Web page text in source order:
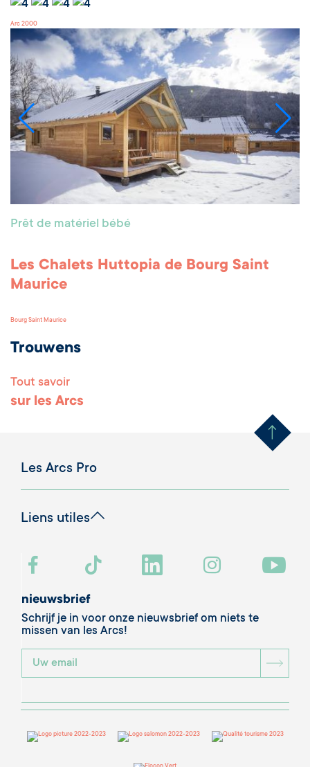
Arc 2000
Prêt de matériel bébé
Les Chalets Huttopia de Bourg Saint
Maurice
Bourg Saint Maurice
Trouwens
Tout savoir
sur les Arcs Remonter
Les Arcs Pro
Liens utiles
nieuwsbrief
Schrijf je in voor onze nieuwsbrief om niets te
missen van les Arcs!